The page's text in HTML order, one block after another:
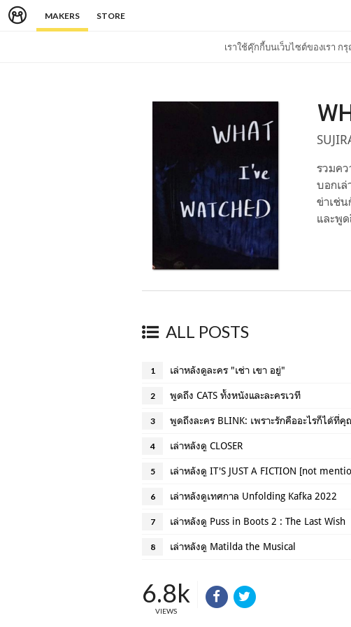
MAKERS STORE
เราใช้คุ๊กกี้บนเว็บไซต์ของเรา
รวมค
บอกเล่
ข่าเช่น
และพู
ALL POSTS
1 เล่าหลังดูละคร "เช่า เขา อยู่"
2 พูดถึง CATS ทั้งหนังและละครเวที
3 พูดถึงละคร BLINK: เพราะรักคืออะไรก็ได้ที่
4 เล่าหลังดู CLOSER
5 เล่าหลังดู IT'S JUST A FICTION [not
6 เล่าหลังดูเทศกาล Unfolding Kafka 2022
7 เล่าหลังดู Puss in Boots 2 : The Last Wish
8 เล่าหลังดู Matilda the Musical
6.8k
VIEWS